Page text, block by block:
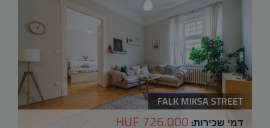
FALK MIKSA STREET
דמי שכירות: 726.000 HUF